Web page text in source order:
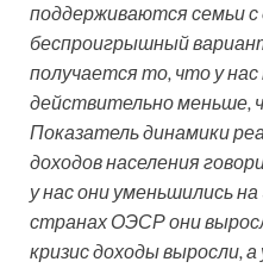
поддерживаются семьи
беспроигрышный
получается то, что у
действительно меньше,
Показатель динамики
доходов населения
у нас они уменьшились
странах ОЭСР они
кризис доходы выросли, а